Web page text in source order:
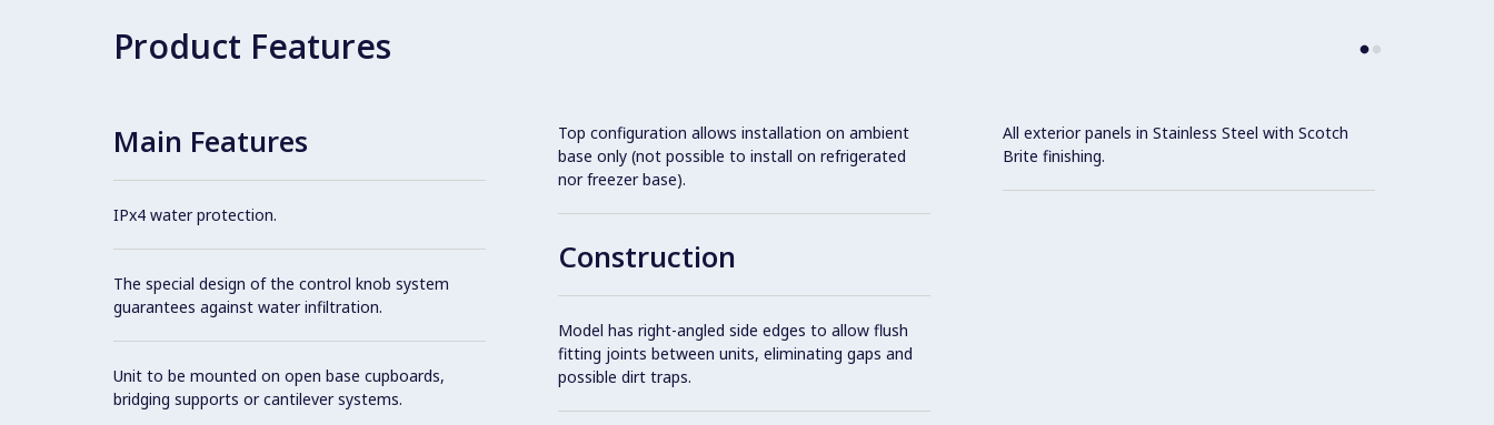
Product Features
Main Features
IPx4 water protection.
The special design of the control knob system
guarantees against water infiltration.
Unit to be mounted on open base cupboards,
bridging supports or cantilever systems.
Top configuration allows installation on ambient
base only (not possible to install on refrigerated
nor freezer base).
Construction
Model has right-angled side edges to allow flush
fitting joints between units, eliminating gaps and
possible dirt traps.
All exterior panels in Stainless Steel with Scotch
Brite finishing.